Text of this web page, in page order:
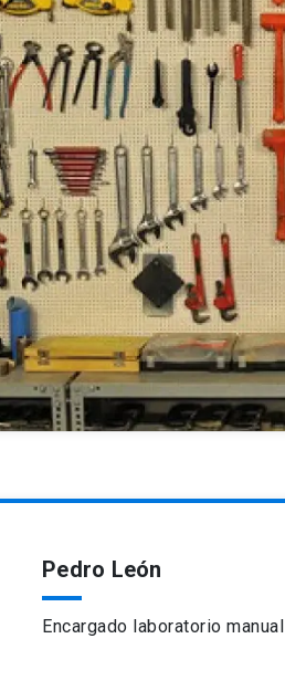
Pedro León
Encargado laboratorio manual